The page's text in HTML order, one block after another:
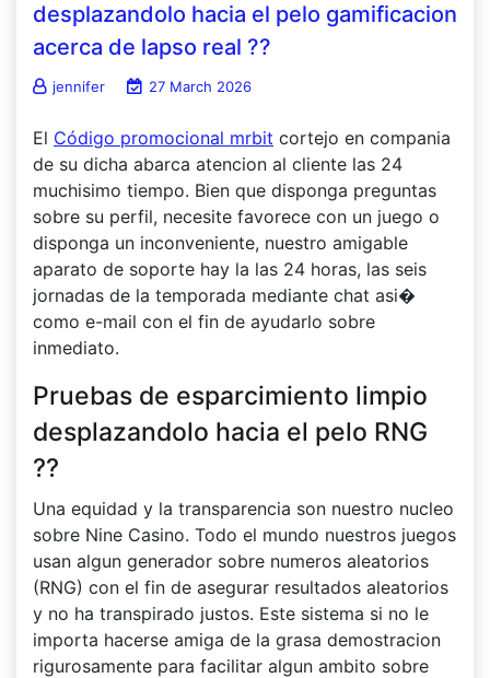
desplazandolo hacia el pelo gamificacion
acerca de lapso real ??
jennifer 27 March 2026
El Código promocional mrbit cortejo en compania
de su dicha abarca atencion al cliente las 24
muchisimo tiempo. Bien que disponga preguntas
sobre su perfil, necesite favorece con un juego o
disponga un inconveniente, nuestro amigable
aparato de soporte hay la las 24 horas, las seis
jornadas de la temporada mediante chat asi�
como e-mail con el fin de ayudarlo sobre
inmediato.
Pruebas de esparcimiento limpio
desplazandolo hacia el pelo RNG
??
Una equidad y la transparencia son nuestro nucleo
sobre Nine Casino. Todo el mundo nuestros juegos
usan algun generador sobre numeros aleatorios
(RNG) con el fin de asegurar resultados aleatorios
y no ha transpirado justos. Este sistema si no le
importa hacerse amiga de la grasa demostracion
rigurosamente para facilitar algun ambito sobre